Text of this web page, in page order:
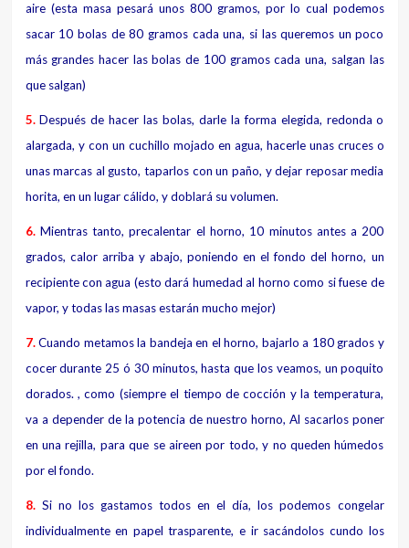
aire (esta masa pesará unos 800 gramos, por lo cual podemos
sacar 10 bolas de 80 gramos cada una, si las queremos un poco
más grandes hacer las bolas de 100 gramos cada una, salgan las
que salgan)
5.Después de hacer las bolas, darle la forma elegida, redonda o
alargada, y con un cuchillo mojado en agua, hacerle unas cruces o
unas marcas al gusto, taparlos con un paño, y dejar reposar media
horita, en un lugar cálido, y doblará su volumen.
6.Mientras tanto, precalentar el horno, 10 minutos antes a 200
grados, calor arriba y abajo, poniendo en el fondo del horno, un
recipiente con agua (esto dará humedad al horno como si fuese de
vapor, y todas las masas estarán mucho mejor)
7.Cuando metamos la bandeja en el horno, bajarlo a 180 grados y
cocer durante 25 ó 30 minutos, hasta que los veamos, un poquito
dorados. , como (siempre el tiempo de cocción y la temperatura,
va a depender de la potencia de nuestro horno, Al sacarlos poner
en una rejilla, para que se aireen por todo, y no queden húmedos
por el fondo.
8.Si no los gastamos todos en el día, los podemos congelar
individualmente en papel trasparente, e ir sacándolos cundo los